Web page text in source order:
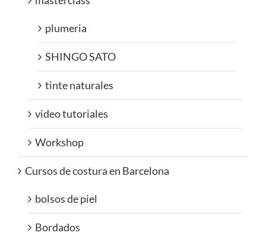
plumeria
SHINGO SATO
tinte naturales
video tutoriales
Workshop
Cursos de costura en Barcelona
bolsos de piel
Bordados